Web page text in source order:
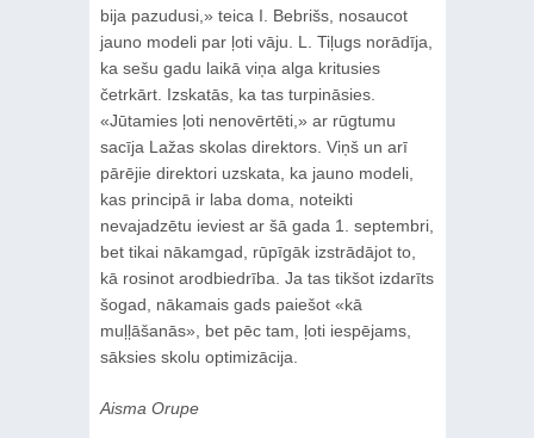
bija pazudusi,» teica I. Bebrišs, nosaucot
jauno modeli par ļoti vāju. L. Tiļugs norādīja,
ka sešu gadu laikā viņa alga kritusies
četrkārt. Izskatās, ka tas turpināsies.
«Jūtamies ļoti nenovērtēti,» ar rūgtumu
sacīja Lažas skolas direktors. Viņš un arī
pārējie direktori uzskata, ka jauno modeli,
kas principā ir laba doma, noteikti
nevajadzētu ieviest ar šā gada 1. septembri,
bet tikai nākamgad, rūpīgāk izstrādājot to,
kā rosinot arodbiedrība. Ja tas tikšot izdarīts
šogad, nākamais gads paiešot «kā
muļļāšanās», bet pēc tam, ļoti iespējams,
sāksies skolu optimizācija.
Aisma Orupe